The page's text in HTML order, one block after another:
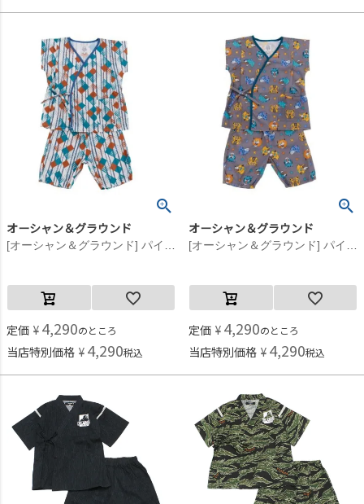
オーシャン＆グラウンド
[オーシャン＆グラウンド] パイピングワイド甚平スーツ グリーン(GR)
定価 ¥ 4,290のところ
当店特別価格 ¥ 4,290税込
オーシャン＆グラウンド
[オーシャン＆グラウンド] パイピングワイド甚平スーツ アニマル柄(AN)
定価 ¥ 4,290のところ
当店特別価格 ¥ 4,290税込